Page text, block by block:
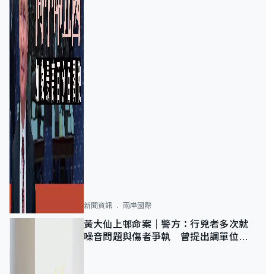
新聞資訊 兩岸國際
黃大仙上邨命案｜警方：行兇者多次就
噪音問題與傷者爭執 曾提出調單位已